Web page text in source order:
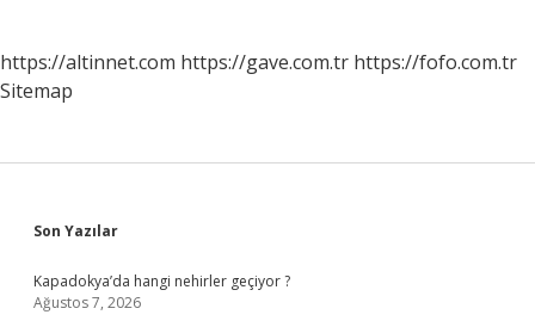
https://altinnet.com https://gave.com.tr https://fofo.com.tr
Sitemap
Sidebar
Son Yazılar
Kapadokya’da hangi nehirler geçiyor ?
Ağustos 7, 2026